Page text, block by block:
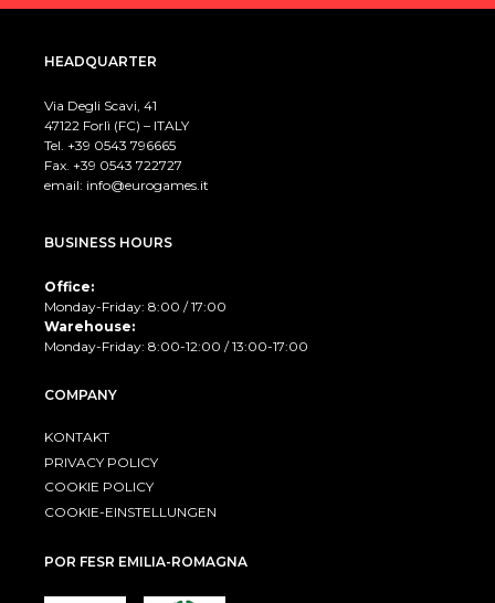
HEADQUARTER
Via Degli Scavi, 41
47122 Forlì (FC) – ITALY
Tel. +39 0543 796665
Fax. +39 0543 722727
email: info@eurogames.it
BUSINESS HOURS
Office:
Monday-Friday: 8:00 / 17:00
Warehouse:
Monday-Friday: 8:00-12:00 / 13:00-17:00
COMPANY
KONTAKT
PRIVACY POLICY
COOKIE POLICY
COOKIE-EINSTELLUNGEN
POR FESR EMILIA-ROMAGNA